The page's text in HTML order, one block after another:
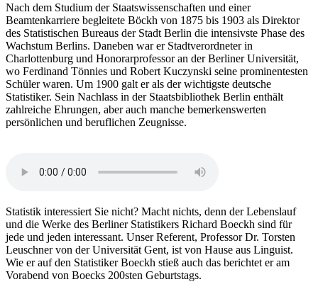
Nach dem Studium der Staatswissenschaften und einer
Beamtenkarriere begleitete Böckh von 1875 bis 1903 als Direktor
des Statistischen Bureaus der Stadt Berlin die intensivste Phase des
Wachstum Berlins. Daneben war er Stadtverordneter in
Charlottenburg und Honorarprofessor an der Berliner Universität,
wo Ferdinand Tönnies und Robert Kuczynski seine prominentesten
Schüler waren. Um 1900 galt er als der wichtigste deutsche
Statistiker. Sein Nachlass in der Staatsbibliothek Berlin enthält
zahlreiche Ehrungen, aber auch manche bemerkenswerten
persönlichen und beruflichen Zeugnisse.
Statistik interessiert Sie nicht? Macht nichts, denn der Lebenslauf
und die Werke des Berliner Statistikers Richard Boeckh sind für
jede und jeden interessant. Unser Referent, Professor Dr. Torsten
Leuschner von der Universität Gent, ist von Hause aus Linguist.
Wie er auf den Statistiker Boeckh stieß auch das berichtet er am
Vorabend von Boecks 200sten Geburtstags.